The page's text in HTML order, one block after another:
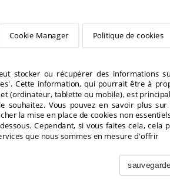
Cookie Manager Politique de cookies
stocker ou récupérer des informations
Cette information, qui pourrait être à
(ordinateur, tablette ou mobile), est
souhaitez. Vous pouvez en savoir plus
la mise en place de cookies non
Cependant, si vous faites cela, cela
que nous sommes en mesure d'offrir